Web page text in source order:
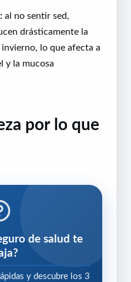
al no sentir sed,
drásticamente la
lo que afecta a
y la mucosa
por lo que
de salud te
y descubre los 3